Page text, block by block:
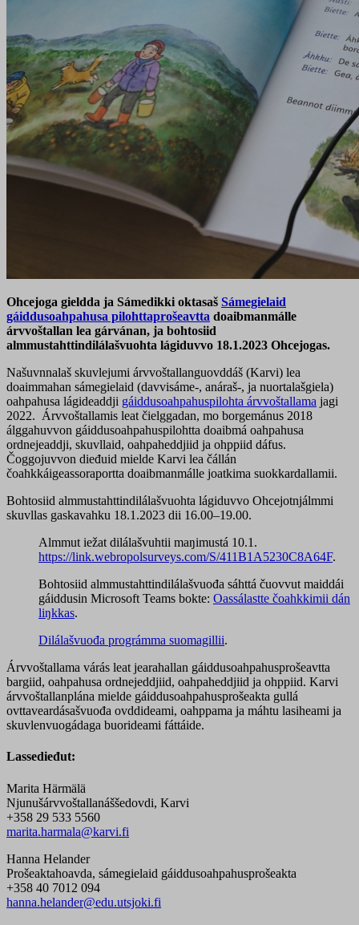
Ohcejoga gieldda ja Sámedikki oktasaš Sámegielaid
gáiddusoahpahusa pilohttaprošeavtta doaibmanmálle
árvvoštallan lea gárvánan, ja bohtosiid
almmustahttindilálašvuohta lágiduvvo 18.1.2023 Ohcejogas.
Našuvnnalaš skuvlejumi árvvoštallanguovddáš (Karvi) lea
doaimmahan sámegielaid (davvisáme-, anáraš-, ja nuortalašgiela)
oahpahusa lágideaddji gáiddusoahpahuspilohta árvvoštallama jagi
2022. Árvvoštallamis leat čielggadan, mo borgemánus 2018
álggahuvvon gáiddusoahpahuspilohtta doaibmá oahpahusa
ordnejeaddji, skuvllaid, oahpaheddjiid ja ohppiid dáfus.
Čoggojuvvon dieđuid mielde Karvi lea čállán
čoahkkáigeassoraportta doaibmanmálle joatkima suokkardallamii.
Bohtosiid almmustahttindilálašvuohta lágiduvvo Ohcejotnjálmmi
skuvllas gaskavahku 18.1.2023 dii 16.00–19.00.
Almmut iežat dilálašvuhtii maŋimustá 10.1.
https://link.webropolsurveys.com/S/411B1A5230C8A64F.
Bohtosiid almmustahttindilálašvuođa sáhttá čuovvut maiddái
gáiddusin Microsoft Teams bokte: Oassálastte čoahkkimii dán
liŋkkas.
Dilálašvuođa prográmma suomagillii.
Árvvoštallama várás leat jearahallan gáiddusoahpahusprošeavtta
bargiid, oahpahusa ordnejeddjiid, oahpaheddjiid ja ohppiid. Karvi
árvvoštallanplána mielde gáiddusoahpahusprošeakta gullá
ovttaveardásašvuođa ovddideami, oahppama ja máhtu lasiheami ja
skuvlenvuogádaga buorideami fáttáide.
Lassedieđut:
Marita Härmälä
Njunušárvvoštallanáššedovdi, Karvi
+358 29 533 5560
marita.harmala@karvi.fi
Hanna Helander
Prošeaktahoavda, sámegielaid gáiddusoahpahusprošeakta
+358 40 7012 094
hanna.helander@edu.utsjoki.fi